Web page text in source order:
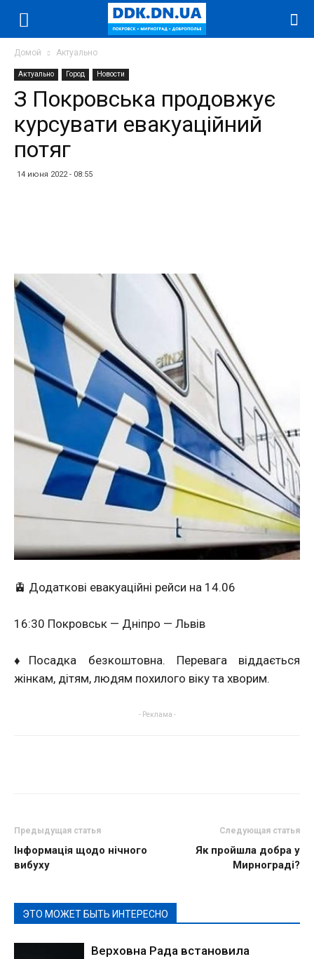
Домой Актуально
Актуально Город Новости
З Покровська продовжує
курсувати евакуаційний
потяг
14 июня 2022 - 08:55
🚊 Додаткові евакуаційні рейси на 14.06
16:30 Покровськ — Дніпро — Львів
♦️Посадка безкоштовна. Перевага віддається
жінкам, дітям, людям похилого віку та хворим.
- Реклама -
Предыдущая статья
Інформація щодо нічного
вибуху
Следующая статья
Як пройшла добра у
Мирнограді?
ЭТО МОЖЕТ БЫТЬ ИНТЕРЕСНО
Верховна Рада встановила